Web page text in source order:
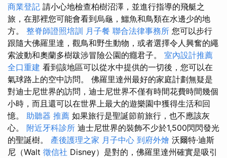
商業登記 請小心地檢查柏樹沼澤，並進行指導的飛艇之
旅，在那裡您可能會看到烏龜，鱷魚和鳥類在水邊少的地
方。 整脊師證照培訓 月子餐 聯合法律事務所 您可以步行
跟隨大佛羅里達，觀鳥和野生動物，或者選擇令人興奮的繩
索波動和奧蘭多樹跋涉冒險公園的癮君子。 室內設計推薦
全口重建 看到該地區可以從水中提供的一切後，您可以在
氣球路上的空中訪問。 佛羅里達州最好的家庭計劃無疑是
對迪士尼世界的訪問，迪士尼世界不僅有時間花費時間幾個
小時，而且還可以在世界上最大的遊樂園中獲得生活和回
憶。 助聽器 推薦 如果旅行是聖誕節前旅行，也不應該灰
心。 附近牙科診所 迪士尼世界的裝飾不少於1,500閃閃發光
的聖誕樹。 產後護理之家 月子中心 到府外燴 沃爾特·迪斯
尼（Walt 徵信社 Disney）是對的，佛羅里達州確實是吸引